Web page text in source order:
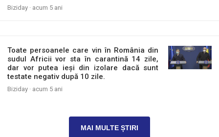
Biziday · acum 5 ani
Toate persoanele care vin în România din
sudul Africii vor sta în carantină 14 zile,
dar vor putea ieși din izolare dacă sunt
testate negativ după 10 zile.
Biziday · acum 5 ani
MAI MULTE ȘTIRI